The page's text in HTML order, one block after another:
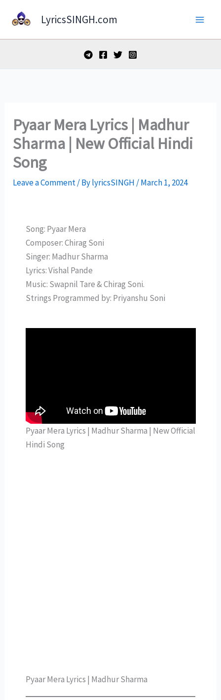
LyricsSINGH.com
Pyaar Mera Lyrics | Madhur
Sharma | New Official Hindi
Song
Leave a Comment/ BylyricsSINGH /March 1, 2024
Song: Pyaar Mera
Composer: Chirag Soni
Singer: Madhur Sharma
Lyrics: Vishal Pande
Music: Swapnil Tare & Chirag Soni.
Strings Programmed by: Priyanshu Soni
Pyaar Mera Lyrics | Madhur Sharma | New Official
Hindi Song
Pyaar Mera Lyrics | Madhur Sharma